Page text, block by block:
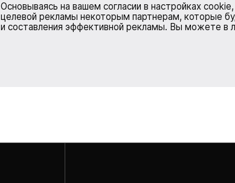
Основываясь на вашем согласии в настройках
целевой рекламы некоторым партнерам, которые
и составления эффективной рекламы. Вы можете в